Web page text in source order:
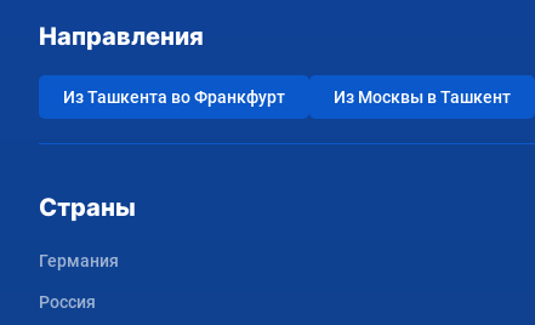
Направления
Из Ташкента во Франкфурт Из Москвы в Ташкент
Страны
Германия
Россия